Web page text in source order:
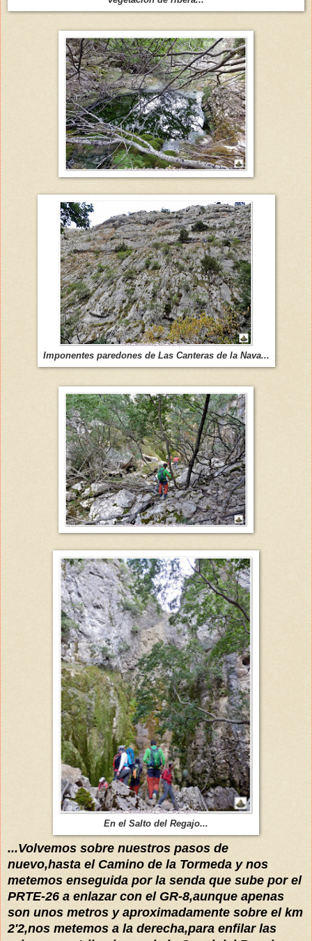
Imponentes paredones de Las Canteras de la Nava...
En el Salto del Regajo...
...Volvemos sobre nuestros pasos de
nuevo,hasta el Camino de la Tormeda y nos
metemos enseguida por la senda que sube por el
PRTE-26 a enlazar con el GR-8,aunque apenas
son unos metros y aproximadamente sobre el km
2'2,nos metemos a la derecha,para enfilar las